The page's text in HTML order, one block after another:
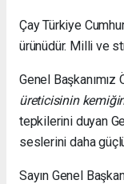
Çay Türkiye
ürünüdür. Milli ve
Genel
üreticisinin
tepkilerini duyan
seslerini daha
Sayın Genel